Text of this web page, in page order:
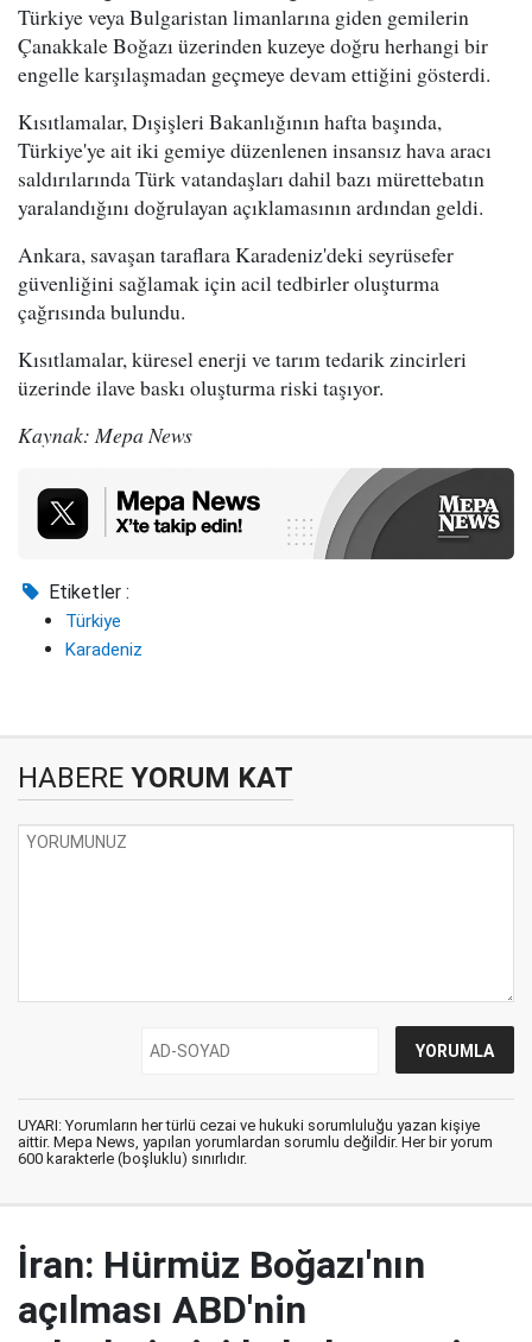
Türkiye veya Bulgaristan limanlarına giden gemilerin
Çanakkale Boğazı üzerinden kuzeye doğru herhangi bir
engelle karşılaşmadan geçmeye devam ettiğini gösterdi.
Kısıtlamalar, Dışişleri Bakanlığının hafta başında,
Türkiye'ye ait iki gemiye düzenlenen insansız hava aracı
saldırılarında Türk vatandaşları dahil bazı mürettebatın
yaralandığını doğrulayan açıklamasının ardından geldi.
Ankara, savaşan taraflara Karadeniz'deki seyrüsefer
güvenliğini sağlamak için acil tedbirler oluşturma
çağrısında bulundu.
Kısıtlamalar, küresel enerji ve tarım tedarik zincirleri
üzerinde ilave baskı oluşturma riski taşıyor.
Kaynak: Mepa News
Etiketler :
Türkiye
Karadeniz
HABERE YORUM KAT
UYARI: Yorumların her türlü cezai ve hukuki sorumluluğu yazan kişiye
aittir. Mepa News, yapılan yorumlardan sorumlu değildir. Her bir yorum
600 karakterle (boşluklu) sınırlıdır.
İran: Hürmüz Boğazı'nın
açılması ABD'nin